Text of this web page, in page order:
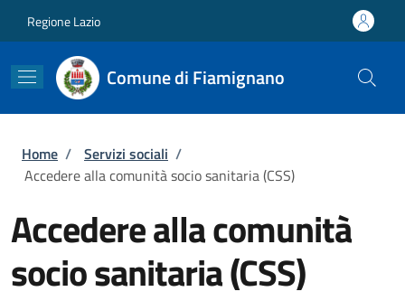
Regione Lazio
Comune di Fiamignano
Briciole di pane
Home / Servizi sociali /
Accedere alla comunità socio sanitaria (CSS)
Accedere alla comunità
socio sanitaria (CSS)